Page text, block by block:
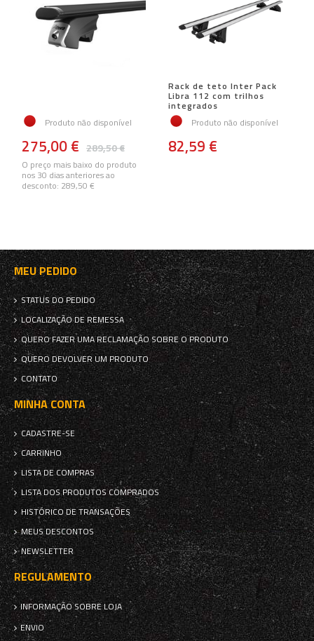
Produto não disponível
289,50 €
275,00 €
O preço mais baixo do produto
nos 30 dias anteriores ao
desconto: 289,50 €
Rack de teto Inter Pack
Libra 112 com trilhos
integrados
Produto não disponível
82,59 €
MEU PEDIDO
STATUS DO PEDIDO
LOCALIZAÇÃO DE REMESSA
QUERO FAZER UMA RECLAMAÇÃO SOBRE O PRODUTO
QUERO DEVOLVER UM PRODUTO
CONTATO
MINHA CONTA
CADASTRE-SE
CARRINHO
LISTA DE COMPRAS
LISTA DOS PRODUTOS COMPRADOS
HISTÓRICO DE TRANSAÇÕES
MEUS DESCONTOS
NEWSLETTER
REGULAMENTO
INFORMAÇÃO SOBRE LOJA
ENVIO